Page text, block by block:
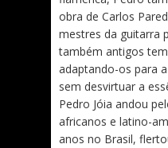
obra de Carlos
mestres da guitarra
também antigos
adaptando-os para
sem desvirtuar a
Pedro Jóia andou
africanos e latino-
anos no Brasil,